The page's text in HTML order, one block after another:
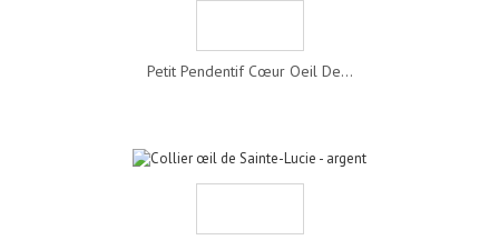
Petit Pendentif Cœur Oeil De...